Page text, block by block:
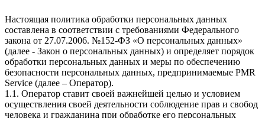
Настоящая политика обработки персональных данных
составлена в соответствии с требованиями Федерального
закона от 27.07.2006. №152-ФЗ «О персональных данных»
(далее - Закон о персональных данных) и определяет порядок
обработки персональных данных и меры по обеспечению
безопасности персональных данных, предпринимаемые PMR
Service (далее – Оператор).
1.1. Оператор ставит своей важнейшей целью и условием
осуществления своей деятельности соблюдение прав и свобод
человека и гражданина при обработке его персональных